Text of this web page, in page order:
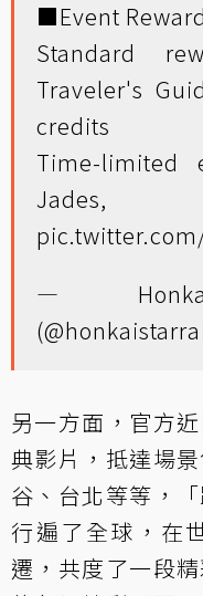
■Event
Standard
Traveler's
credits
Time-limited
—
另一方面，官方
典影片，抵達場
谷、台北等等，
行遍了全球，在
遷，共度了一段